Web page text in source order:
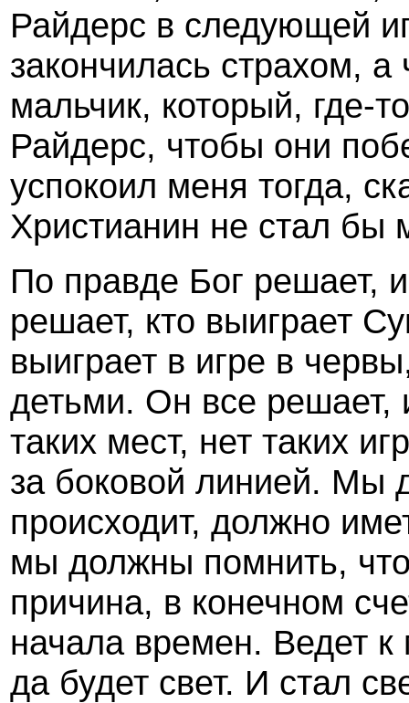
Райдерс в следующей
закончилась страхом,
мальчик, который, где-
Райдерс, чтобы они
успокоил меня тогда,
Христианин не стал бы
По правде Бог решает,
решает, кто выиграет
выиграет в игре в
детьми. Он все решает,
таких мест, нет таких
за боковой линией. Мы
происходит, должно
мы должны помнить,
причина, в конечном
начала времен. Ведет к
да будет свет. И стал